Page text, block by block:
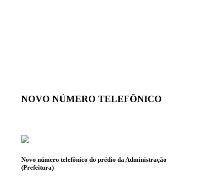
NOVO NÚMERO TELEFÔNICO
Novo número telefônico do prédio da Administração
(Prefeitura)